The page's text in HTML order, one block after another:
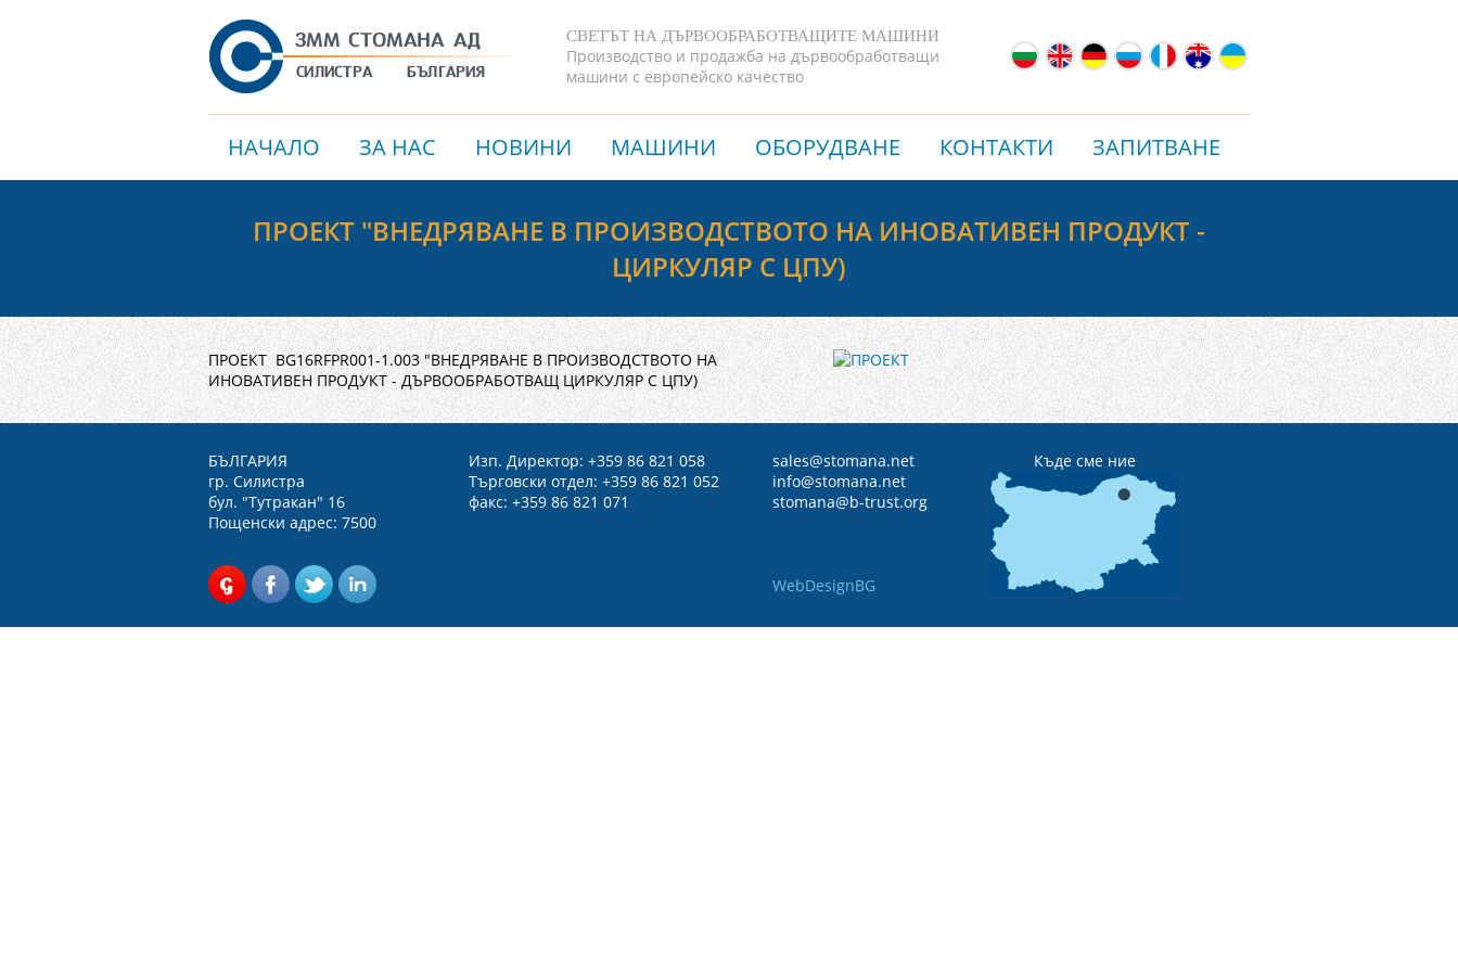
СВЕТЪТ НА ДЪРВООБРАБОТВАЩИТЕ МАШИНИ
Производство и продажба на дървообработващи
машини с европейско качество
НАЧАЛО ЗА НАС НОВИНИ МАШИНИ ОБОРУДВАНЕ КОНТАКТИ ЗАПИТВАНЕ
ПРОЕКТ "ВНЕДРЯВАНЕ В ПРОИЗВОДСТВОТО НА ИНОВАТИВЕН ПРОДУКТ -
ЦИРКУЛЯР С ЦПУ)
ПРОЕКТ BG16RFPR001-1.003 "ВНЕДРЯВАНЕ В ПРОИЗВОДСТВОТО НА
ИНОВАТИВЕН ПРОДУКТ - ДЪРВООБРАБОТВАЩ ЦИРКУЛЯР С ЦПУ)
БЪЛГАРИЯ
гр. Силистра
бул. "Тутракан" 16
Пощенски адрес: 7500
Изп. Директор: +359 86 821 058
Търговски отдел: +359 86 821 052
факс: +359 86 821 071
sales@stomana.net
info@stomana.net
stomana@b-trust.org
WebDesignBG
Къде сме ние